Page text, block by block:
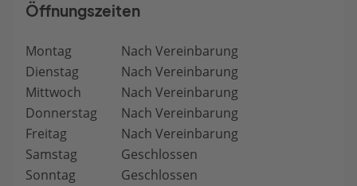
Öffnungszeiten
Montag
Nach Vereinbarung
Dienstag
Nach Vereinbarung
Mittwoch
Nach Vereinbarung
Donnerstag
Nach Vereinbarung
Freitag
Nach Vereinbarung
Samstag
Geschlossen
Sonntag
Geschlossen